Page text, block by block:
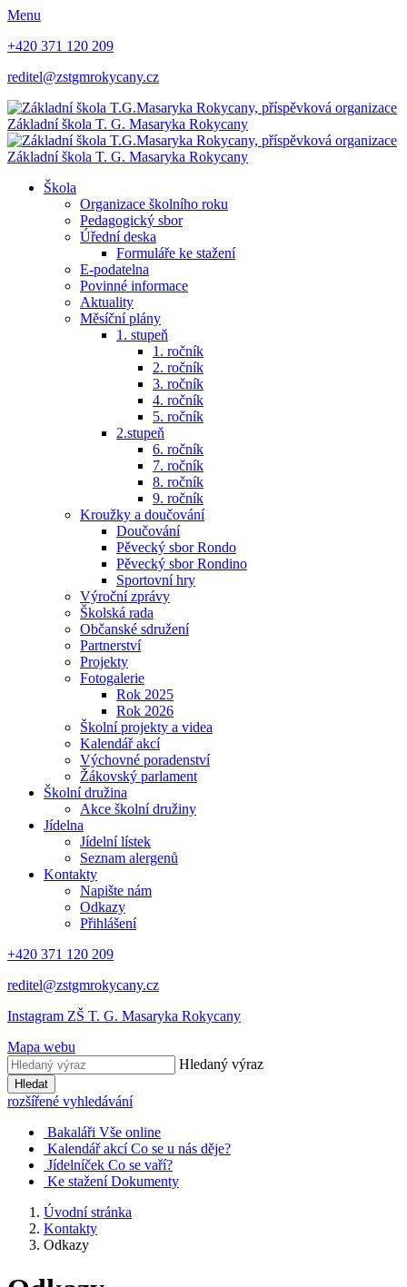
Menu
+420 371 120 209
reditel@zstgmrokycany.cz
Základní škola T. G. Masaryka Rokycany
Základní škola T. G. Masaryka Rokycany
Škola
Organizace školního roku
Pedagogický sbor
Úřední deska
Formuláře ke stažení
E-podatelna
Povinné informace
Aktuality
Měsíční plány
1. stupeň
1. ročník
2. ročník
3. ročník
4. ročník
5. ročník
2.stupeň
6. ročník
7. ročník
8. ročník
9. ročník
Kroužky a doučování
Doučování
Pěvecký sbor Rondo
Pěvecký sbor Rondino
Sportovní hry
Výroční zprávy
Školská rada
Občanské sdružení
Partnerství
Projekty
Fotogalerie
Rok 2025
Rok 2026
Školní projekty a videa
Kalendář akcí
Výchovné poradenství
Žákovský parlament
Školní družina
Akce školní družiny
Jídelna
Jídelní lístek
Seznam alergenů
Kontakty
Napište nám
Odkazy
Přihlášení
+420 371 120 209
reditel@zstgmrokycany.cz
Instagram ZŠ T. G. Masaryka Rokycany
Mapa webu
Hledaný výraz
Hledat
rozšířené vyhledávání
Bakaláři Vše online
Kalendář akcí Co se u nás děje?
Jídelníček Co se vaří?
Ke stažení Dokumenty
Úvodní stránka
Kontakty
Odkazy